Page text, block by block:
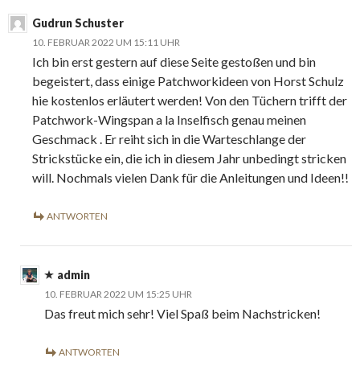
Gudrun Schuster
10. FEBRUAR 2022 UM 15:11 UHR
Ich bin erst gestern auf diese Seite gestoßen und bin
begeistert, dass einige Patchworkideen von Horst Schulz
hie kostenlos erläutert werden! Von den Tüchern trifft der
Patchwork-Wingspan a la Inselfisch genau meinen
Geschmack . Er reiht sich in die Warteschlange der
Strickstücke ein, die ich in diesem Jahr unbedingt stricken
will. Nochmals vielen Dank für die Anleitungen und Ideen!!
ANTWORTEN
admin
10. FEBRUAR 2022 UM 15:25 UHR
Das freut mich sehr! Viel Spaß beim Nachstricken!
ANTWORTEN